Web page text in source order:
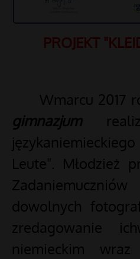
PROJEKT
Wmarcu 2017
gimnazjum
Leute". Młodzież
dowolnych
zredagowanie
niemieckim